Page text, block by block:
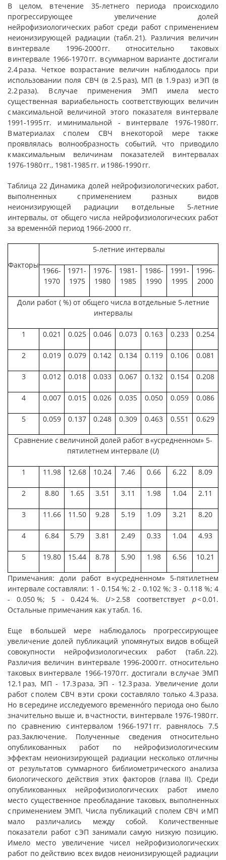
В целом, в течение 35-летнего периода происходило
прогрессирующее увеличение долей
нейрофизиологических работ среди работ с применением
неионизирующей радиации (табл. 21). Различия величин
в интервале 1996-2000 гг. относительно таковых
в интервале 1966-1970 гг. в суммарном варианте достигали
2.4 раза. Четкое возрастание величин наблюдалось при
использовании поля СВЧ (в 2.5 раз), МП (в 1.9 раз) и ЭП (в
2.2 раза). В случае применения ЭМП имела место
существенная вариабельность соответствующих величин
с максимальной величиной этого показателя в интервале
1991-1995 гг. и минимальной - в интервале 1976-1980 гг.
В материалах с полем СВЧ в некоторой мере также
проявлялась волнообразность событий, что приводило
к максимальным величинам показателей в интервалах
1976-1980 гг., 1981-1985 гг. и 1986-1990 гг.
Таблица 22 Динамика долей нейрофизиологических работ,
выполненных с применением разных видов
неионизирующей радиации в отдельные 5-летние
интервалы, от общего числа нейрофизиологических работ
за временнóй период 1966-2000 гг.
Факторы
5-летние интервалы
1966-
1970
1971-
1975
1976-
1980
1981-
1985
1986-
1990
1991-
1995
1996-
2000
Доли работ ( %) от общего числа в отдельные 5-летние
интервалы
1 0.021 0.025 0.046 0.073 0.163 0.233 0.254
2 0.019 0.079 0.142 0.134 0.119 0.106 0.081
3 0.012 0.018 0.033 0.067 0.132 0.154 0.208
4 0.007 0.015 0.026 0.035 0.050 0.059 0.086
5 0.059 0.137 0.248 0.309 0.463 0.551 0.629
Сравнение с величиной долей работ в «усредненном» 5-
пятилетнем интервале (U)
1 11.98 12.68 10.24 7.46 0.66 6.22 8.09
2 8.80 1.65 3.51 3.11 1.98 1.04 2.11
3 11.66 11.50 9.28 5.19 1.09 3.21 8.20
4 6.84 5.79 3.81 2.49 0.33 1.04 4.93
5 19.80 15.44 8.78 5.90 1.98 6.56 10.21
Примечания: доли работ в «усредненном» 5-пятилетнем
интервале составляли: 1 - 0.154 %; 2 - 0.102 %; 3 - 0.118 %; 4
- 0.050 %; 5 - 0.424 %. U> 2.58 соответствуетp< 0.01.
Остальные примечания как у табл. 16.
Еще в большей мере наблюдалось прогрессирующее
увеличение долей публикаций упомянутых видов в общей
совокупности нейрофизиологических работ (табл. 22).
Различия величин в интервале 1996-2000 гг. относительно
таковых в интервале 1966-1970 гг. достигали в случае ЭМП
12.1 раз, МП - 17.3 раза, ЭП - 12.3 раза. Увеличение доли
работ с полем СВЧ в эти сроки составляло только 4.3 раза.
Но в середине исследуемого временнóго периода оно было
значительно выше и, в частности, в интервале 1976-1980 гг.
по сравнению с интервалом 1966-1971 гг. равнялось 7.5
раз.Заключение. Полученные сведения относительно
опубликованных работ по нейрофизиологическим
эффектам неионизирующей радиации несколько отличны
от результатов суммарного библиометрического анализа
биологического действия этих факторов (глава II). Среди
опубликованных нейрофизиологических работ имело
место существенное преобладание таковых, выполненных
с применением ЭМП. Числа публикаций с полем СВЧ и МП
мало различались между собой. Количественные
показатели работ с ЭП занимали самую низкую позицию.
Имело место увеличение чисел нейрофизиологических
работ по действию всех видов неионизирующей радиации